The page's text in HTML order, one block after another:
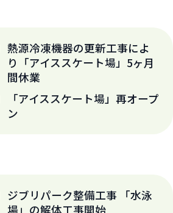
熱源冷凍機器の更新工事によ
り「アイススケート場」5ヶ月
間休業
「アイススケート場」再オープ
ン
ジブリパーク整備工事 「水泳
場」の解体工事開始